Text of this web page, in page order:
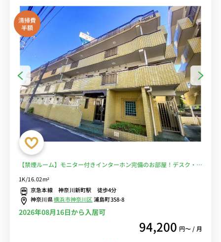
清掃費
半額
【禁煙ルーム】モニター付きインターホン完備のお部屋！デスク・チ
駅や横浜駅まで乗換なし■選べるWi-Fi格安レンタル中！
1K/16.02m²
京急本線 神奈川新町駅 徒歩4分
神奈川県横浜市神奈川区浦島町358-8
2026年08月16日から入居可
94,200 円〜 / 月